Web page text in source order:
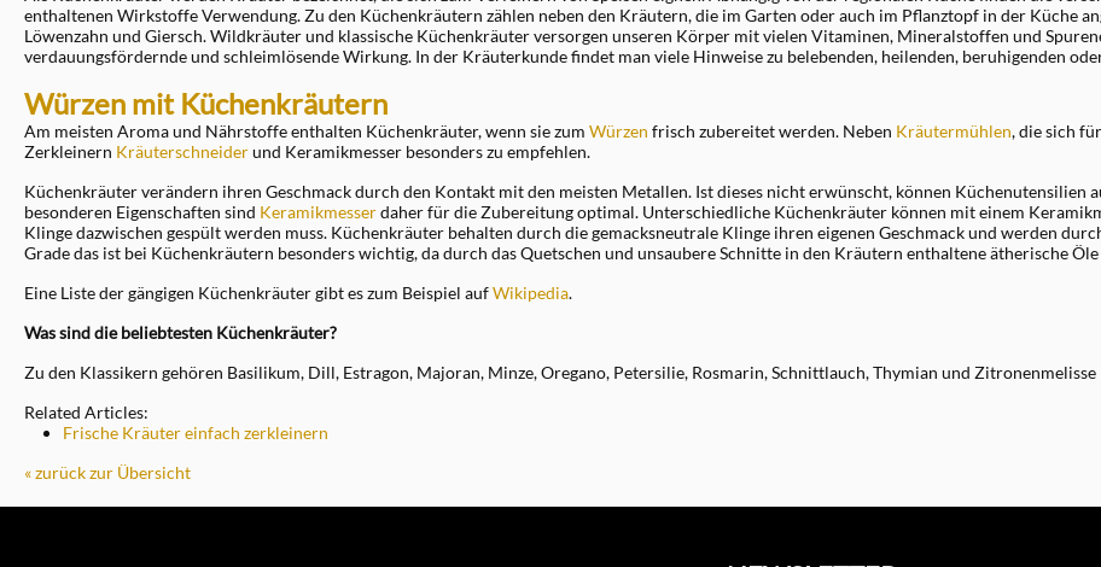
enthaltenen Wirkstoffe Verwendung. Zu den Küchenkräutern zählen neben den Kräutern, die im Garten oder auch im Pflanztopf in der Küche
Löwenzahn und Giersch. Wildkräuter und klassische Küchenkräuter versorgen unseren Körper mit vielen Vitaminen, Mineralstoffen und
verdauungsfördernde und schleimlösende Wirkung. In der Kräuterkunde findet man viele Hinweise zu belebenden, heilenden, beruhigenden
Würzen mit Küchenkräutern
Am meisten Aroma und Nährstoffe enthalten Küchenkräuter, wenn sie zum Würzen frisch zubereitet werden. Neben Kräutermühlen, die sich
Zerkleinern Kräuterschneiderund Keramikmesser besonders zu empfehlen.
Küchenkräuter verändern ihren Geschmack durch den Kontakt mit den meisten Metallen. Ist dieses nicht erwünscht, können
besonderen Eigenschaften sind Keramikmesserdaher für die Zubereitung optimal. Unterschiedliche Küchenkräuter können mit einem
Klinge dazwischen gespült werden muss. Küchenkräuter behalten durch die gemacksneutrale Klinge ihren eigenen Geschmack und werden
Grade das ist bei Küchenkräutern besonders wichtig, da durch das Quetschen und unsaubere Schnitte in den Kräutern enthaltene ätherische
Eine Liste der gängigen Küchenkräuter gibt es zum Beispiel aufWikipedia.
Was sind die beliebtesten Küchenkräuter?
Zu den Klassikern gehören Basilikum, Dill, Estragon, Majoran, Minze, Oregano, Petersilie, Rosmarin, Schnittlauch, Thymian und Zitronenmelisse
Related Articles:
Frische Kräuter einfach zerkleinern
« zurück zur Übersicht